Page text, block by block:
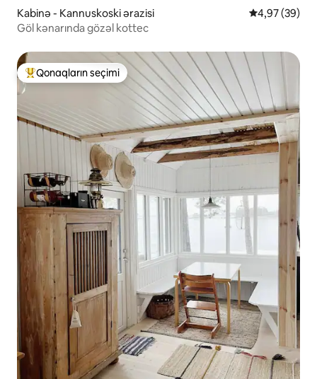
Kabinə - Kannuskoski ərazisi Ortalama
4,97 (39)
Göl kənarında gözəl kottec
Populyar "Qonaqların seçimi"
Qonaqların seçimi